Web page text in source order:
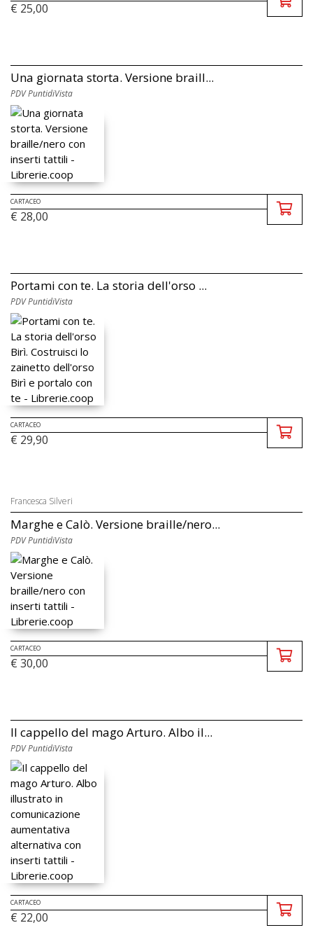
€ 25,00
Una giornata storta. Versione braill...
PDV PuntidiVista
CARTACEO
€ 28,00
Portami con te. La storia dell'orso ...
PDV PuntidiVista
CARTACEO
€ 29,90
Francesca Silveri
Marghe e Calò. Versione braille/nero...
PDV PuntidiVista
CARTACEO
€ 30,00
Il cappello del mago Arturo. Albo il...
PDV PuntidiVista
CARTACEO
€ 22,00